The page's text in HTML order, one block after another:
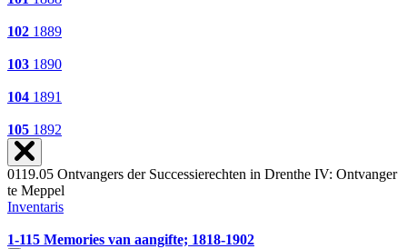
102 1889
103 1890
104 1891
105 1892
0119.05 Ontvangers der Successierechten in Drenthe IV: Ontvanger
te Meppel
Inventaris
1-115 Memories van aangifte; 1818-1902